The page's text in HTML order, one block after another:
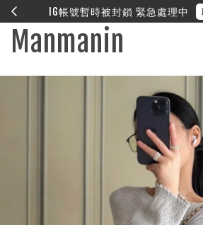
❤︎ 全館滿兩萬享免
Manmanin